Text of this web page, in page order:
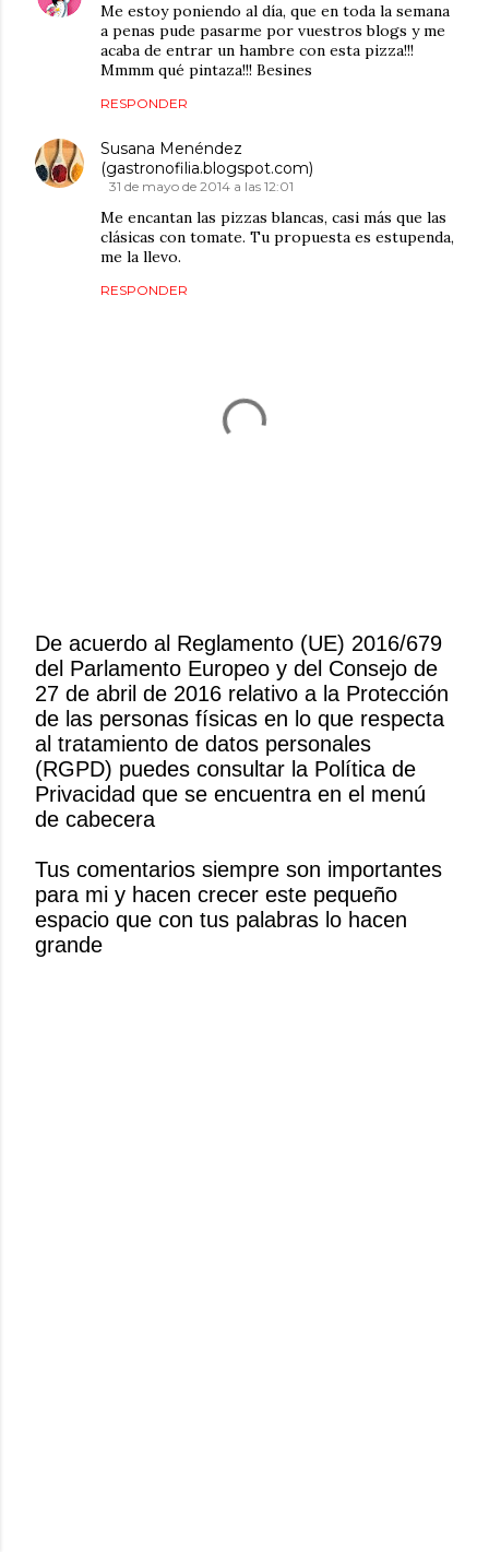
Me estoy poniendo al día, que en toda la semana
a penas pude pasarme por vuestros blogs y me
acaba de entrar un hambre con esta pizza!!!
Mmmm qué pintaza!!! Besines
RESPONDER
Susana Menéndez
(gastronofilia.blogspot.com)
31 de mayo de 2014 a las 12:01
Me encantan las pizzas blancas, casi más que las
clásicas con tomate. Tu propuesta es estupenda,
me la llevo.
RESPONDER
P
u
b
l
i
c
a
u
n
c
o
De acuerdo al Reglamento (UE) 2016/679
del Parlamento Europeo y del Consejo de
27 de abril de 2016 relativo a la Protección
de las personas físicas en lo que respecta
al tratamiento de datos personales
(RGPD) puedes consultar la Política de
Privacidad que se encuentra en el menú
de cabecera
Tus comentarios siempre son importantes
para mi y hacen crecer este pequeño
espacio que con tus palabras lo hacen
grande